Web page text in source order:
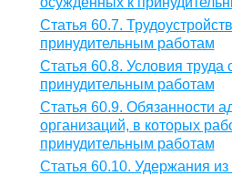
Статья 60.7.
принудительным работам
Статья 60.8. Условия труда
принудительным работам
Статья 60.9. Обязанности
организаций, в которых
принудительным работам
Статья 60.10. Удержания